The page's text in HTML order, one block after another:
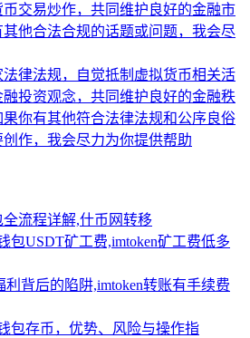
交易炒作，共同维护良好的金融市
他合法合规的话题或问题，我会尽
律法规，自觉抵制虚拟货币相关活
投资观念，共同维护良好的金融秩
你有其他符合法律法规和公序良俗
作，我会尽力为你提供帮助
流程详解,什币网转移
包USDT矿工费,imtoken矿工费低多
利背后的陷阱,imtoken转账有手续费
包存币，优势、风险与操作指